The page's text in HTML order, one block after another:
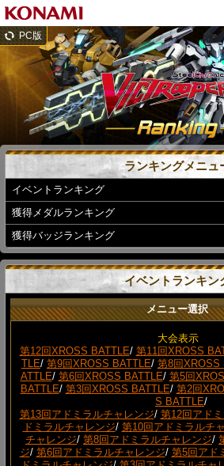
PC版
ランキングメニュ
イベントランキング
獲得メダルランキング
獲得バッジランキング
イベントランキン
メニュー選択
大会表示
第12回XROSS BATTLE/ 第11回XROSS
TLE/ 第9回XROSS BATTLE/ 第8回XROSS
ATTLE/ 第6回XROSS BATTLE/ 第5回
BATTLE/ 第3回XROSS BATTLE/ 第2回
S BATTLE/
第13回アドミラルチャレンジ/ 第12回アド
ドミラルチャレンジ/ 第10回アドミラルチ
チャレンジ/ 第8回アドミラルチャレンジ/
ジ/ 第6回アドミラルチャレンジ/ 第5回アド